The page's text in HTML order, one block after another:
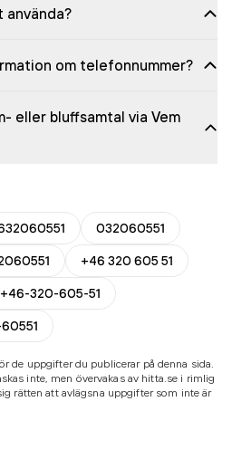
använda?
om telefonnummer?
eller bluffsamtal via Vem
032060551
+46 320 605 51
320-605-51
de uppgifter du publicerar på denna sida.
inte, men övervakas av hitta.se i rimlig
rätten att avlägsna uppgifter som inte är